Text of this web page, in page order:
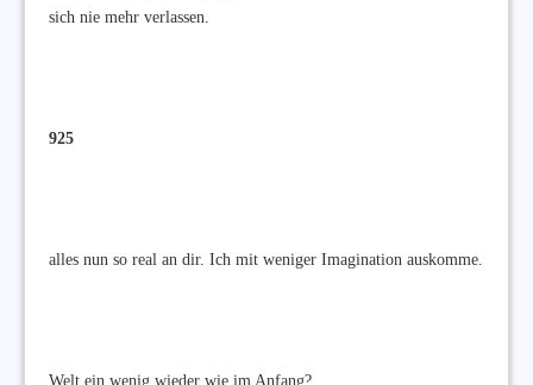
sich nie mehr verlassen.
925
alles nun so real an dir. Ich mit weniger Imagination auskomme.
Welt ein wenig wieder wie im Anfang?